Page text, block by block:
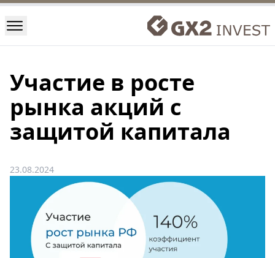
Участие в росте
рынка акций с
защитой капитала
23.08.2024